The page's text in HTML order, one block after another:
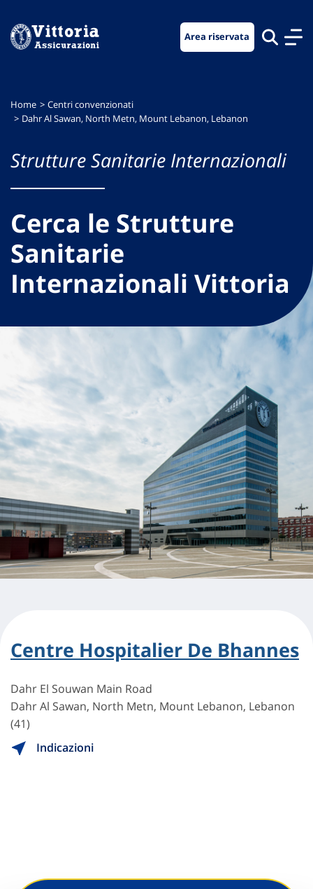
menu
contenuto
footer
Area riservata
Home
Centri convenzionati
Dahr Al Sawan, North Metn, Mount Lebanon, Lebanon
Strutture Sanitarie Internazionali
Cerca le Strutture
Sanitarie
Internazionali Vittoria
Centre Hospitalier De Bhannes
Dahr El Souwan Main Road
Dahr Al Sawan, North Metn, Mount Lebanon, Lebanon
(41)
Indicazioni